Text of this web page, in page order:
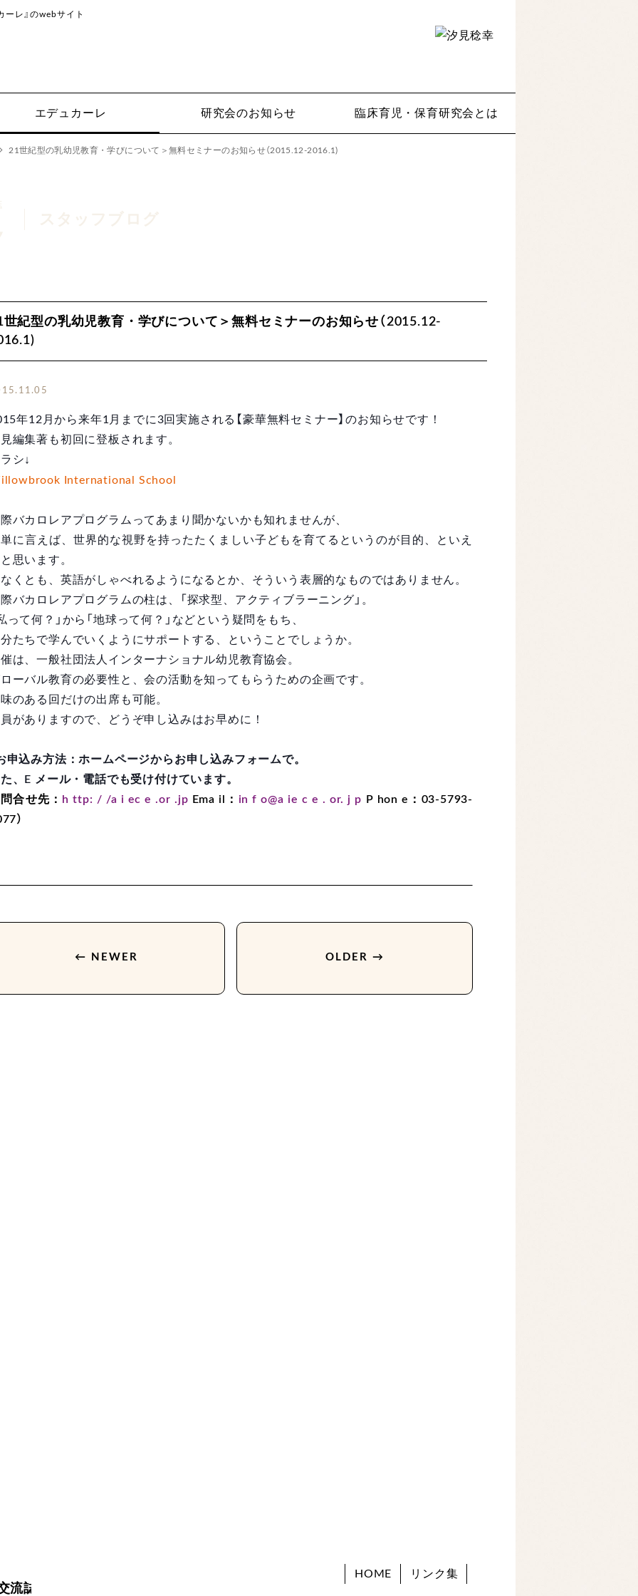
ーレ』のwebサイト
エデュカーレ 研究会のお知らせ 臨床育児・保育研究会とは
21世紀型の乳幼児教育・学びについて＞無料セミナーのお知らせ（2015.12-2016.1)
世紀型の乳幼児教育・学びについて＞無料セミナーのお知らせ（2015.12-
年12月から来年1月までに3回実施される【豪華無料セミナー】のお知らせです！
編集著も初回に登板されます。
シ↓
International School
バカロレアプログラムってあまり 聞かないかも知れませんが、
に言えば、世界的な視野を持ったたくましい子どもを育てるというのが目的、といえ
思います。
くとも、英語がしゃべれるようになるとか、そういう表層的なものではありません。
バカロレアプログラムの柱は、「探求型、アクティブラーニング」。
って何？」から「地球って何？」などという疑問をもち、
たちで学んでいくようにサポートする、ということでしょうか。
は、一般社団法人インターナショナル幼児教育協会。
ーバル教育の必要性と、会の活動を知ってもらうための企画です。
のある回だけの出席も可能。
がありますので、どうぞ申し込みはお早めに！
申込み方法：ホームページからお申し込みフォームで。
、E メール・電話でも受け付けています。
合せ先： h ttp: / /a i ec e .or .jp Ema il： in f o@a ie c e . or. j p
P hon e：03-5793-
）
← NEWER OLDER →
HOME リンク集